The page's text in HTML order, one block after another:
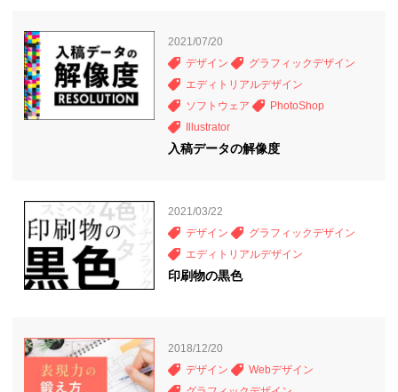
2021/07/20
デザイン
グラフィックデザイン
エディトリアルデザイン
ソフトウェア
PhotoShop
Illustrator
入稿データの解像度
2021/03/22
デザイン
グラフィックデザイン
エディトリアルデザイン
印刷物の黒色
2018/12/20
デザイン
Webデザイン